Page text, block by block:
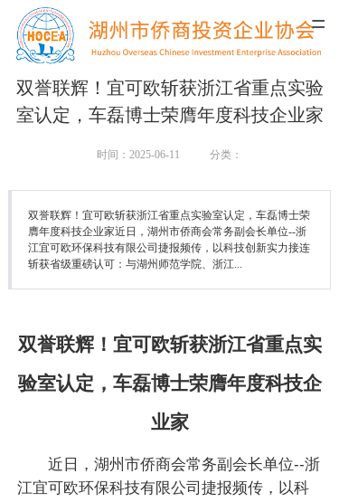
=
双誉联辉！宜可欧斩获浙江省重点实验
室认定，车磊博士荣膺年度科技企业家
时间：2025-06-11 分类：
双誉联辉！宜可欧斩获浙江省重点实验室认定，车磊博士荣
膺年度科技企业家近日，湖州市侨商会常务副会长单位--浙
江宜可欧环保科技有限公司捷报频传，以科技创新实力接连
斩获省级重磅认可：与湖州师范学院、浙江...
双誉联辉！宜可欧斩获浙江省重点实
验室认定，车磊博士荣膺年度科技企
业家
近日，湖州市侨商会常务副会长单位--浙
江宜可欧环保科技有限公司捷报频传，以科